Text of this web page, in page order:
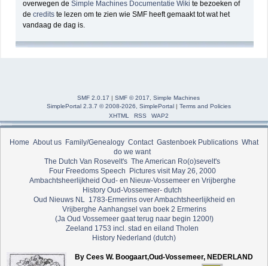
overwegen deSimple Machines Documentatie Wiki te bezoeken of
decredits te lezen om te zien wie SMF heeft gemaakt tot wat het
vandaag de dag is.
SMF 2.0.17 | SMF © 2017
Simple Machines
SimplePortal 2.3.7 © 2008-2026, SimplePortal| Terms and Policies
XHTML
RSS WAP2
Home About us Family/Genealogy Contact Gastenboek Publications What
do we want
The Dutch Van Rosevelt's The American Ro(o)sevelt's
Four Freedoms Speech Pictures visit May 26, 2000
Ambachtsheerlijkheid Oud- en Nieuw-Vossemeer en Vrijberghe
History Oud-Vossemeer- dutch
Oud Nieuws NL
1783-Ermerins over Ambachtsheerlijkheid en
Vrijberghe Aanhangsel van boek 2 Ermerins
(Ja Oud Vossemeer gaat terug naar begin 1200!)
Zeeland 1753 incl. stad en eiland Tholen
History Nederland (dutch)
By Cees W. Boogaart,Oud-Vossemeer, NEDERLAND